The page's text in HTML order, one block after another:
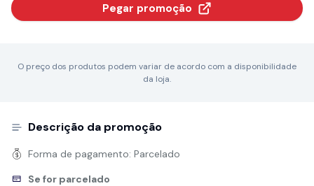
Pegar promoção
O preço dos produtos podem variar de acordo com a disponibilidade
da loja.
Descrição da promoção
Forma de pagamento: Parcelado
Se for parcelado